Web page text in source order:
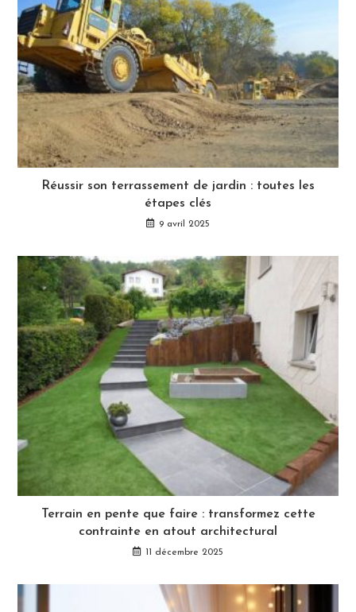
Réussir son terrassement de jardin : toutes les
étapes clés
9 avril 2025
Terrain en pente que faire : transformez cette
contrainte en atout architectural
11 décembre 2025